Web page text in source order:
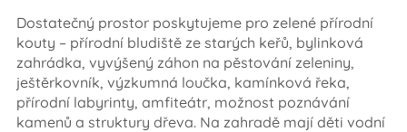
Dostatečný prostor poskytujeme pro zelené přírodní
kouty – přírodní bludiště ze starých keřů, bylinková
zahrádka, vyvýšený záhon na pěstování zeleniny,
ještěrkovník, výzkumná loučka, kamínková řeka,
přírodní labyrinty, amfiteátr, možnost poznávání
kamenů a struktury dřeva. Na zahradě mají děti vodní